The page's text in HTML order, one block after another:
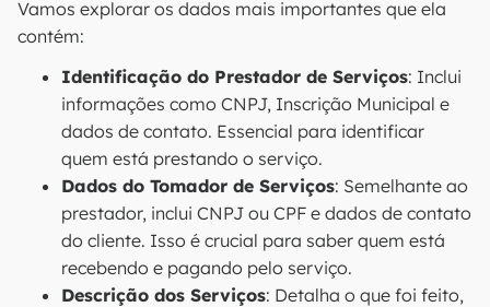
Vamos explorar os dados mais importantes que ela
contém:
Identificação do Prestador de Serviços: Inclui
informações como CNPJ, Inscrição Municipal e
dados de contato. Essencial para identificar
quem está prestando o serviço.
Dados do Tomador de Serviços: Semelhante ao
prestador, inclui CNPJ ou CPF e dados de contato
do cliente. Isso é crucial para saber quem está
recebendo e pagando pelo serviço.
Descrição dos Serviços: Detalha o que foi feito,